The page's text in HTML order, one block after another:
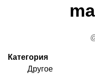
Категория
Другое